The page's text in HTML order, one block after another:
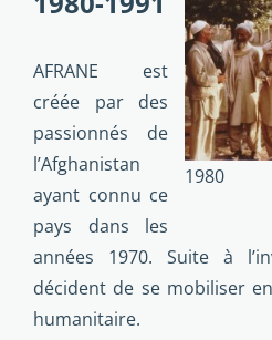
1980
AFRANE est
créée par des
passionnés de
l’Afghanistan
ayant connu ce
pays dans les
années 1970. Suite à
décident de se mobiliser
humanitaire.